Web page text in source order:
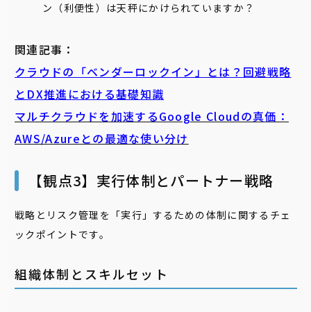
ン（利便性）は天秤にかけられていますか？
関連記事：
クラウドの「ベンダーロックイン」とは？回避戦略
とDX推進における基礎知識
マルチクラウドを加速するGoogle Cloudの真価：
AWS/Azureとの最適な使い分け
【観点3】実行体制とパートナー戦略
戦略とリスク管理を「実行」するための体制に関するチェ
ックポイントです。
組織体制とスキルセット